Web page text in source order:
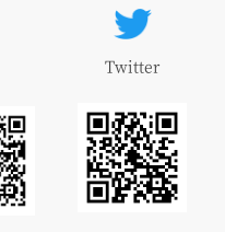
Twitter